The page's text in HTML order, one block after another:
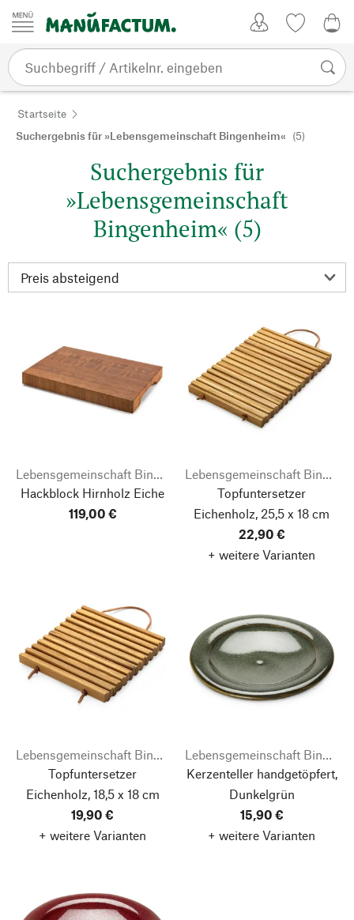
Zum Inhalt springen
Startseite
Suchergebnis für »Lebensgemeinschaft Bingenheim« (5)
Suchergebnis für
»Lebensgemeinschaft
Bingenheim« (5)
Lebensgemeinschaft Bingenheim
Hackblock Hirnholz Eiche
119,00 €
Lebensgemeinschaft Bingenheim
Topfuntersetzer
Eichenholz, 25,5 x 18 cm
22,90 €
+ weitere Varianten
Lebensgemeinschaft Bingenheim
Topfuntersetzer
Eichenholz, 18,5 x 18 cm
19,90 €
+ weitere Varianten
Lebensgemeinschaft Bingenheim
Kerzenteller handgetöpfert,
Dunkelgrün
15,90 €
+ weitere Varianten